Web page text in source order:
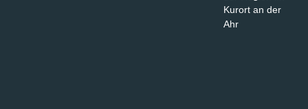
Kurort an der
Ahr